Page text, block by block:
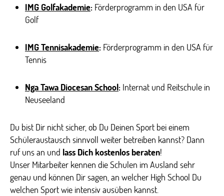
IMG Golfakademie: Förderprogramm in den USA für
Golf
IMG Tennisakademie: Förderprogramm in den USA für
Tennis
Nga Tawa Diocesan School: Internat und Reitschule in
Neuseeland
Du bist Dir nicht sicher, ob Du Deinen Sport bei einem
Schüleraustausch sinnvoll weiter betreiben kannst? Dann
ruf uns an und lass Dich kostenlos beraten!
Unser Mitarbeiter kennen die Schulen im Ausland sehr
genau und können Dir sagen, an welcher High School Du
welchen Sport wie intensiv ausüben kannst.